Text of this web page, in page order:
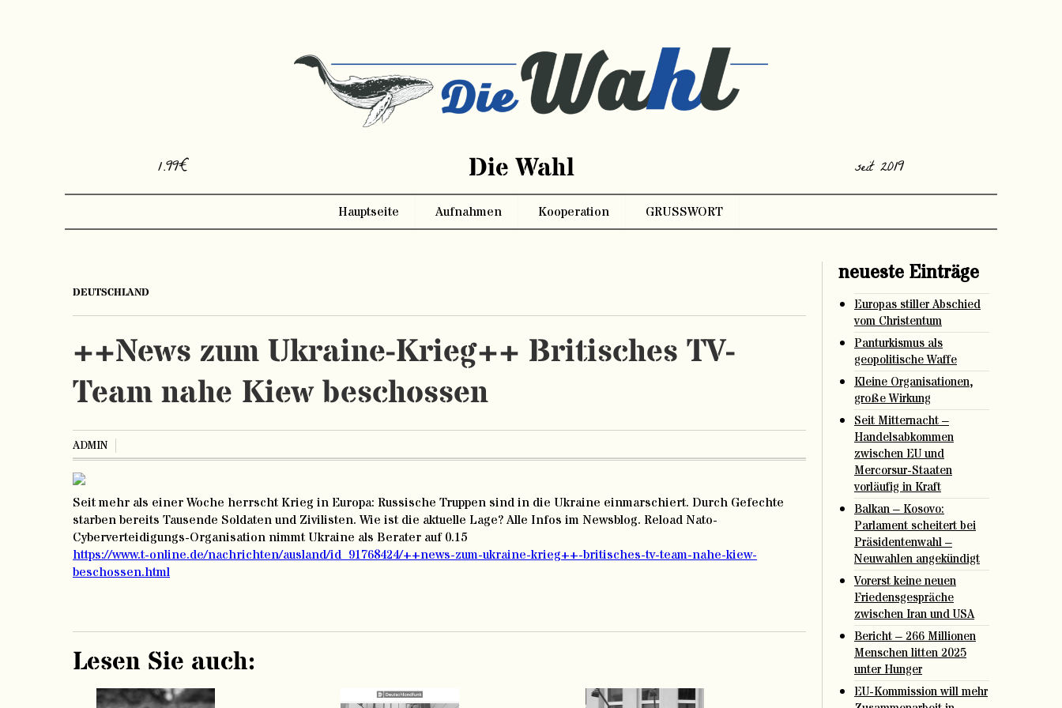
1.99€ Die Wahl seit 2019
Hauptseite Aufnahmen Kooperation GRUSSWORT
DEUTSCHLAND
++News zum Ukraine-Krieg++ Britisches TV-
Team nahe Kiew beschossen
ADMIN
Seit mehr als einer Woche herrscht Krieg in Europa: Russische Truppen sind in die Ukraine einmarschiert. Durch Gefechte
starben bereits Tausende Soldaten und Zivilisten. Wie ist die aktuelle Lage? Alle Infos im Newsblog. Reload Nato-
Cyberverteidigungs-Organisation nimmt Ukraine als Berater auf 0.15
https://www.t-online.de/nachrichten/ausland/id_91768424/++news-zum-ukraine-krieg++-britisches-tv-team-nahe-kiew-
beschossen.html
Lesen Sie auch:
neueste Einträge
Europas stiller Abschied
vom Christentum
Panturkismus als
geopolitische Waffe
Kleine Organisationen,
große Wirkung
Seit Mitternacht –
Handelsabkommen
zwischen EU und
Mercorsur-Staaten
vorläufig in Kraft
Balkan – Kosovo:
Parlament scheitert bei
Präsidentenwahl –
Neuwahlen angekündigt
Vorerst keine neuen
Friedensgespräche
zwischen Iran und USA
Bericht – 266 Millionen
Menschen litten 2025
unter Hunger
EU-Kommission will mehr